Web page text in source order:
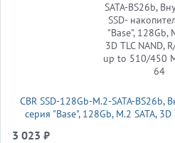
CBR SSD-128Gb-M.2-SATA-BS26b,
серия "Base", 128Gb, M.2 SATA,
3 023 ₽